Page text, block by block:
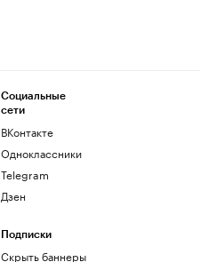
Социальные
сети
ВКонтакте
Одноклассники
Telegram
Дзен
Подписки
Скрыть баннеры